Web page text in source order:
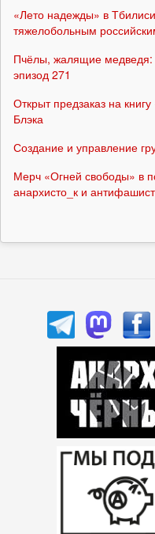
«Лето надежды» в
тяжелобольным
Пчёлы, жалящие медведя:
эпизод 271
Открыт предзаказ на
Блэка
Создание и управление
Мерч «Огней свободы» в
анархисто_к и